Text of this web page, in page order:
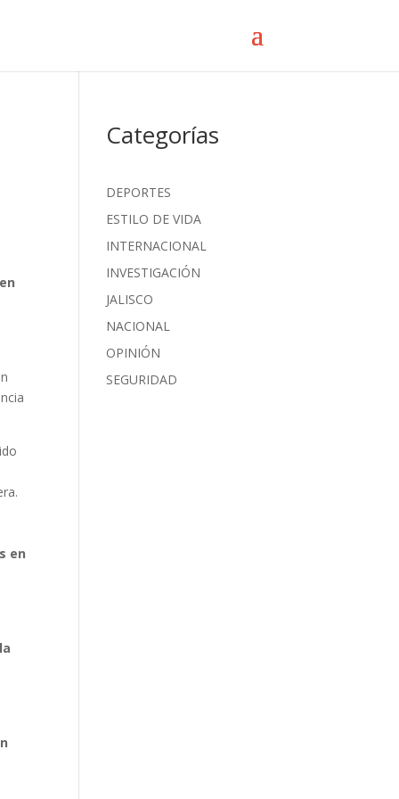
en
Categorías
DEPORTES
ESTILO DE VIDA
INTERNACIONAL
INVESTIGACIÓN
JALISCO
NACIONAL
OPINIÓN
SEGURIDAD